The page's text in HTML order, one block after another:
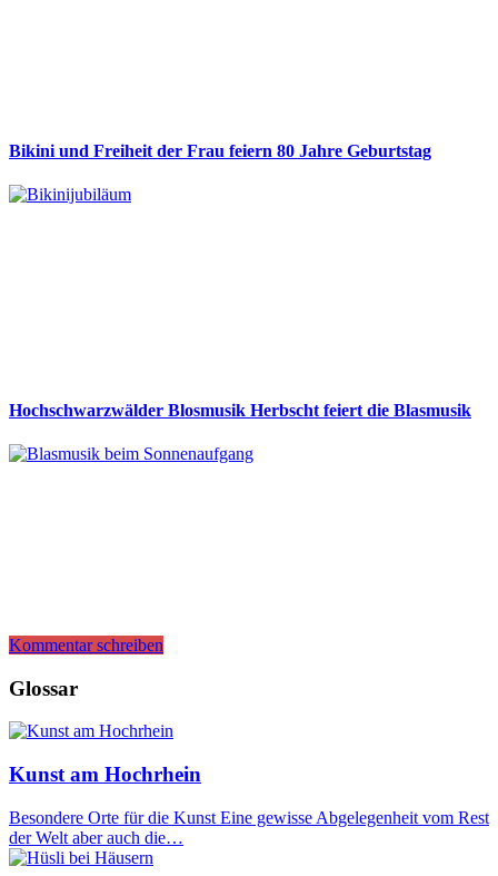
Bikini und Freiheit der Frau feiern 80 Jahre Geburtstag
Hochschwarzwälder Blosmusik Herbscht feiert die Blasmusik
Kommentar schreiben
Glossar
Kunst am Hochrhein
Besondere Orte für die Kunst Eine gewisse Abgelegenheit vom Rest
der Welt aber auch die…